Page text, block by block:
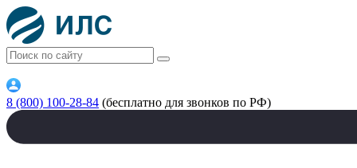
8 (800) 100-28-84 (бесплатно для звонков по РФ)